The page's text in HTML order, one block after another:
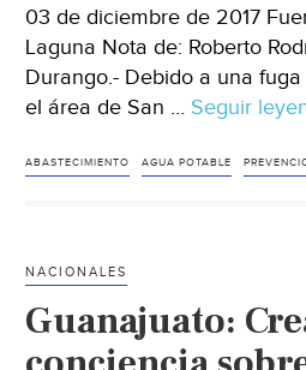
03 de diciembre de 2017
Laguna Nota de: Roberto
Durango.- Debido a una
el área de San … Seguir
ABASTECIMIENTO AGUA POTABLE
NACIONALES
Guanajuato: